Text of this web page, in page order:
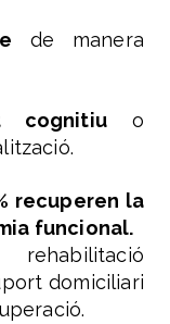
de manera
cognitiu o
recuperen la
funcional.
domiciliari